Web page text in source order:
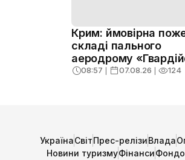
Крим: ймовірна
складі пального
аеродрому
08:57 ❘ 07.08.26 ❘ 124
УкраїнаСвітПрес-релізиВлада
Новини туризмуФінанси